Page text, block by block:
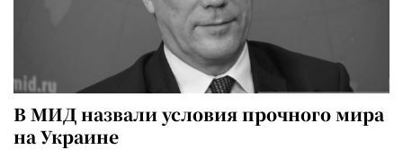
В МИД назвали условия прочного мира
на Украине